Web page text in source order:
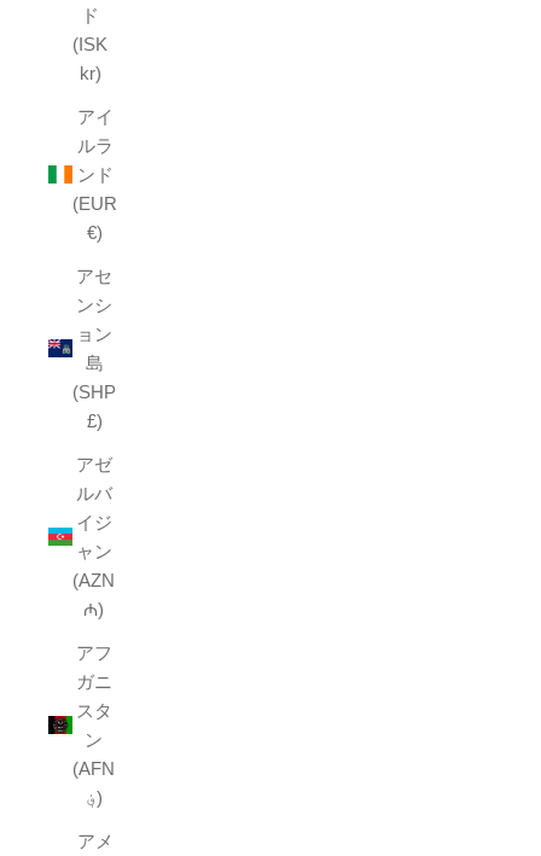
ド
(ISK
kr)
アイ
ルラ
ンド
(EUR
€)
アセ
ンシ
ョン
島
(SHP
£)
アゼ
ルバ
イジ
ャン
(AZN
₼)
アフ
ガニ
スタ
ン
(AFN
؋)
アメ